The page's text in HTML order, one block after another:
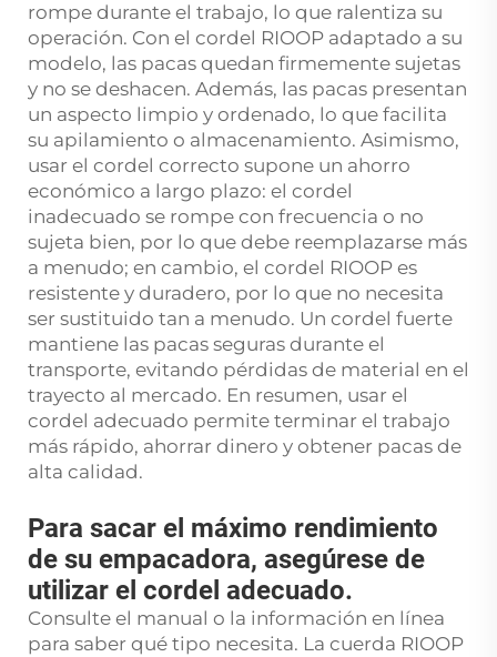
rompe durante el trabajo, lo que ralentiza su
operación. Con el cordel RIOOP adaptado a su
modelo, las pacas quedan firmemente sujetas
y no se deshacen. Además, las pacas presentan
un aspecto limpio y ordenado, lo que facilita
su apilamiento o almacenamiento. Asimismo,
usar el cordel correcto supone un ahorro
económico a largo plazo: el cordel
inadecuado se rompe con frecuencia o no
sujeta bien, por lo que debe reemplazarse más
a menudo; en cambio, el cordel RIOOP es
resistente y duradero, por lo que no necesita
ser sustituido tan a menudo. Un cordel fuerte
mantiene las pacas seguras durante el
transporte, evitando pérdidas de material en el
trayecto al mercado. En resumen, usar el
cordel adecuado permite terminar el trabajo
más rápido, ahorrar dinero y obtener pacas de
alta calidad.
Para sacar el máximo rendimiento
de su empacadora, asegúrese de
utilizar el cordel adecuado.
Consulte el manual o la información en línea
para saber qué tipo necesita. La cuerda RIOOP